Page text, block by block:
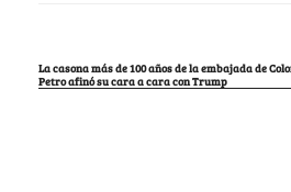
La casona más de 100 años de la embajada de
Petro afinó su cara a cara con Trump